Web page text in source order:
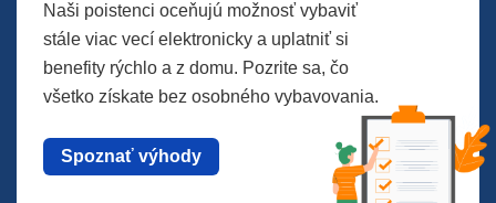
Naši poistenci oceňujú možnosť vybaviť
stále viac vecí elektronicky a uplatniť si
benefity rýchlo a z domu. Pozrite sa, čo
všetko získate bez osobného vybavovania.
Spoznať výhody